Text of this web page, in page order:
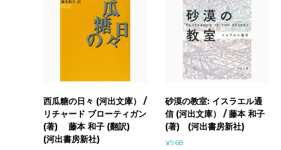
西瓜糖の日々 (河出文庫） /
リチャード ブローティガン
(著) 藤本 和子 (翻訳)
(河出書房新社)
砂漠の教室: イスラエル通
信 (河出文庫） / 藤本 和子
(著) (河出書房新社)
¥968